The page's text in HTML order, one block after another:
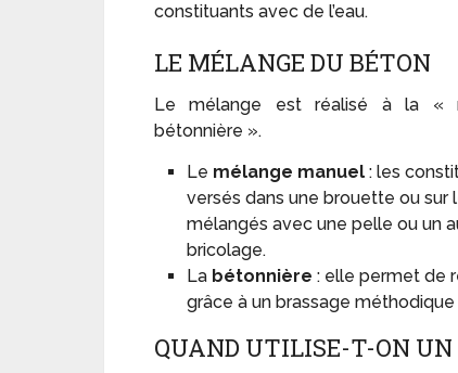
constituants avec de l’eau.
LE MÉLANGE DU BÉTON
Le mélange est réalisé à la
bétonnière ».
Le mélange manuel : les
versés dans une brouette ou sur
mélangés avec une pelle ou un
bricolage.
La bétonnière: elle permet de
grâce à un brassage
QUAND UTILISE-T-ON UN